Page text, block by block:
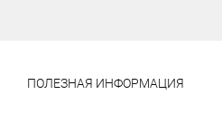
ПОЛЕЗНАЯ ИНФОРМАЦИЯ